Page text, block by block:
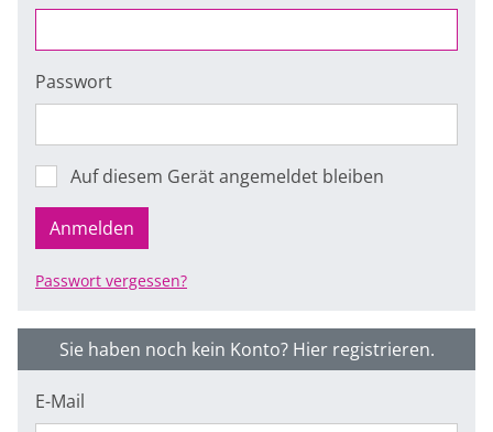
Passwort
Auf diesem Gerät angemeldet bleiben
Anmelden
Passwort vergessen?
Sie haben noch kein Konto? Hier registrieren.
E-Mail